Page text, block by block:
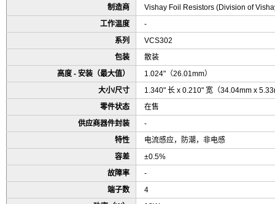
制造商
Vishay Foil Resistors (Division of
工作温度
-
系列
VCS302
包装
散装
高度 - 安装（最大值）
1.024"（26.01mm）
大小/尺寸
1.340" 长 x 0.210" 宽（34.04mm x
零件状态
在售
供应商器件封装
-
特性
电流感应，防潮，非电感
容差
±0.5%
故障率
-
端子数
4